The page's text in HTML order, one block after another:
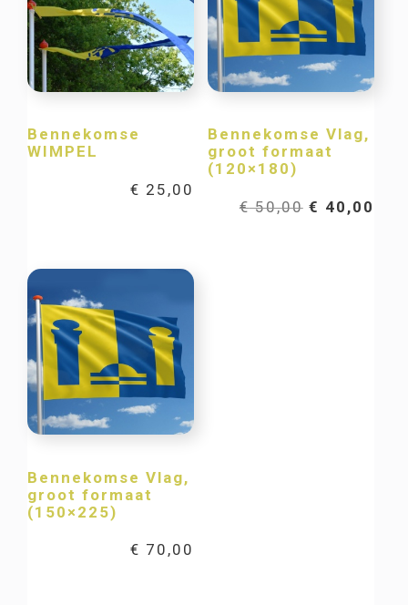
Bennekomse
WIMPEL
€ 25,00
Bennekomse Vlag,
groot formaat
(120×180)
€50,00 € 40,00
Bennekomse Vlag,
groot formaat
(150×225)
€ 70,00